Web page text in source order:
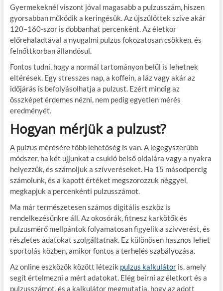
Gyermekeknél viszont jóval magasabb a pulzusszám, hiszen
gyorsabban működik a keringésük. Az újszülöttek szíve akár
120–160-szor is dobbanhat percenként. Az életkor
előrehaladtával a nyugalmi pulzus fokozatosan csökken, és
felnőttkorban állandósul.
Fontos tudni, hogy a normál tartományon belül is lehetnek
eltérések. Egy stresszes nap, a koffein, a láz vagy akár az
időjárás is befolyásolhatja a pulzust. Ezért mindig az
összképet érdemes nézni, nem pedig egyetlen mérés
eredményét.
Hogyan mérjük a pulzust?
A pulzus mérésére több lehetőség is van. A legegyszerűbb
módszer, ha két ujjunkat a csukló belső oldalára vagy a nyakra
helyezzük, és számoljuk a szívveréseket. Ha 15 másodpercig
számolunk, és a kapott értéket megszorozzuk néggyel,
megkapjuk a percenkénti pulzusszámot.
Ma már természetesen számos digitális eszköz is
rendelkezésünkre áll. Az okosórák, fitnesz karkötők és
pulzusmérő mellpántok folyamatosan figyelik a szívverést, és
részletes adatokat szolgáltatnak. Ez különösen hasznos lehet
sportolás közben, amikor fontos a terhelés szabályozása.
Az online eszközök között létezik pulzus kalkulátoris, amely
segít értelmezni a mért adatokat. Elég beírni az életkort és a
pulzusszámot, és a kalkulátor megmutatja, hogy az adott